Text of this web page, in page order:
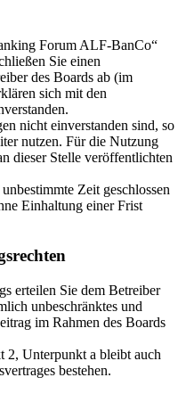
Forum ALF-BanCo“
Sie einen
des Boards ab (im
sich mit den
nicht einverstanden sind, so
nutzen. Für die Nutzung
dieser Stelle veröffentlichten
Zeit geschlossen
Einhaltung einer Frist
erteilen Sie dem Betreiber
unbeschränktes und
im Rahmen des Boards
2, Unterpunkt a bleibt auch
bestehen.